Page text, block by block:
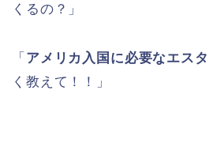
くるの？」
「 アメリカ入国に必要なエスタ
く教えて！！」